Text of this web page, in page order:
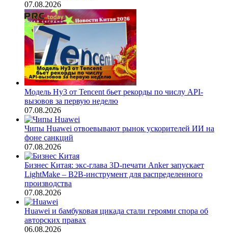
07.08.2026
Модель Hy3 от Tencent бьет рекорды по числу API-
вызовов за первую неделю
07.08.2026
Чипы Huawei отвоевывают рынок ускорителей ИИ на
фоне санкций
07.08.2026
Бизнес Китая: экс-глава 3D-печати Anker запускает
LightMake – B2B-инструмент для распределенного
производства
07.08.2026
Huawei и бамбуковая цикада стали героями спора об
авторских правах
06.08.2026